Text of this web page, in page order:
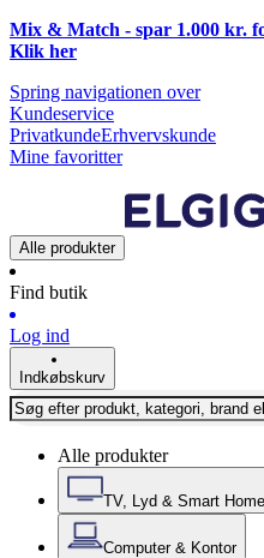
Mix & Match - spar 1.000 kr.
Klik her
Spring navigationen over
Kundeservice
PrivatkundeErhvervskunde
Mine favoritter
Alle produkter
Find butik
Log ind
Indkøbskurv
Alle produkter
TV, Lyd & Smart Home
Computer & Kontor